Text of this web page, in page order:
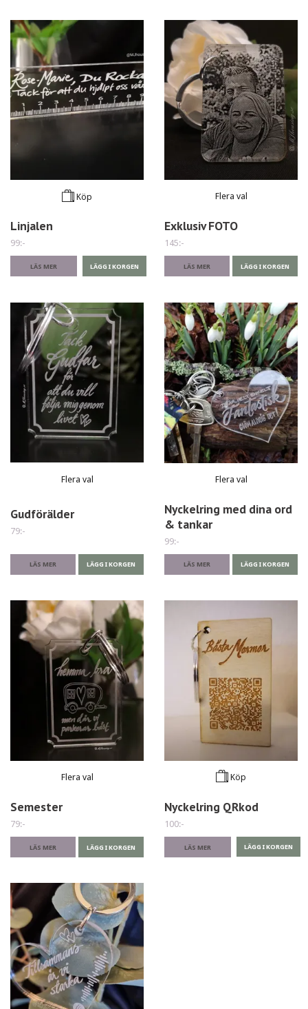
Köp
Linjalen
99:-
LÄS MER
Flera val
Exklusiv FOTO
145:-
LÄS MER LÄGG I KORGEN
Flera val
Gudförälder
79:-
LÄS MER LÄGG I KORGEN
Flera val
Nyckelring med dina ord
& tankar
99:-
LÄS MER LÄGG I KORGEN
Flera val
Semester
79:-
LÄS MER LÄGG I KORGEN
Köp
Nyckelring QRkod
100:-
LÄS MER